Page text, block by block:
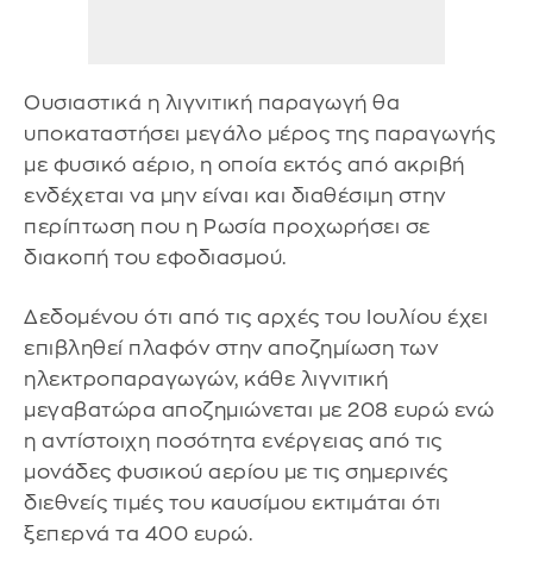
Ουσιαστικά η λιγνιτική παραγωγή θα
υποκαταστήσει μεγάλο μέρος της παραγωγής
με φυσικό αέριο, η οποία εκτός από ακριβή
ενδέχεται να μην είναι και διαθέσιμη στην
περίπτωση που η Ρωσία προχωρήσει σε
διακοπή του εφοδιασμού.
Δεδομένου ότι από τις αρχές του Ιουλίου έχει
επιβληθεί πλαφόν στην αποζημίωση των
ηλεκτροπαραγωγών, κάθε λιγνιτική
μεγαβατώρα αποζημιώνεται με 208 ευρώ ενώ
η αντίστοιχη ποσότητα ενέργειας από τις
μονάδες φυσικού αερίου με τις σημερινές
διεθνείς τιμές του καυσίμου εκτιμάται ότι
ξεπερνά τα 400 ευρώ.